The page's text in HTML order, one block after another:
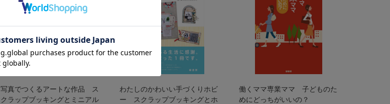
写真でつくるアートな作品 ス
クラップブッキングとミニアル
わたしのかわいい手づくりホビ
ー スクラップブッキングとホ
働くママ専業ママ 子どものた
めにどっちがいいの？